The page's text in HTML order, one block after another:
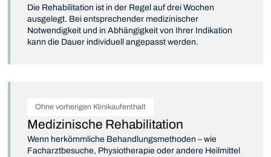
Die Rehabilitation ist in der Regel auf drei Wochen
ausgelegt. Bei entsprechender medizinischer
Notwendigkeit und in Abhängigkeit von Ihrer Indikation
kann die Dauer individuell angepasst werden.
Ohne vorherigen Klinikaufenthalt
Medizinische Rehabilitation
Wenn herkömmliche Behandlungsmethoden – wie
Facharztbesuche, Physiotherapie oder andere Heilmittel